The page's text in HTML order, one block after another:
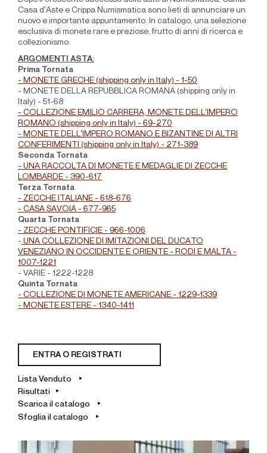
Casa d'Aste e Crippa Numismatica sono lieti di annunciare un
nuovo e importante appuntamento. In catalogo, una selezione
esclusiva di monete rare e preziose, frutto di anni di ricerca e
collezionismo.
ARGOMENTI ASTA:
Prima Tornata
- MONETE GRECHE (shipping only in Italy) - 1-50
- MONETE DELLA REPUBBLICA ROMANA (shipping only in
Italy) - 51-68
- COLLEZIONE EMILIO CARRERA, MONETE DELL'IMPERO
ROMANO (shipping only in Italy) - 69-270
- MONETE DELL'IMPERO ROMANO E BIZANTINE DI ALTRI
CONFERIMENTI (shipping only in Italy) - 271-389
Seconda Tornata
- UNA RACCOLTA DI MONETE E MEDAGLIE DI ZECCHE
LOMBARDE - 390-617
Terza Tornata
- ZECCHE ITALIANE - 618-676
- CASA SAVOIA - 677-965
Quarta Tornata
- ZECCHE PONTIFICIE - 966-1006
- UNA COLLEZIONE DI IMITAZIONI DEL DUCATO
VENEZIANO IN OCCIDENTE E ORIENTE - RODI E MALTA -
1007-1221
- VARIE - 1222-1228
Quinta Tornata
- COLLEZIONE DI MONETE AMERICANE - 1229-1339
- MONETE ESTERE - 1340-1411
ENTRA O REGISTRATI
Lista Venduto
Risultati
Scarica il catalogo
Sfoglia il catalogo